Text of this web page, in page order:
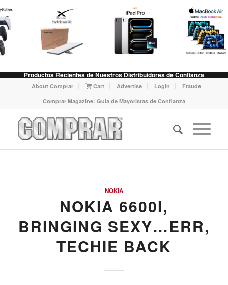
Productos Recientes de Nuestros Distribuidores de Confianza
About Comprar Cart Advertise Login
Fraude
Comprar Magazine: Guia de Mayoristas de Confianza
NOKIA
NOKIA 6600I,
BRINGING SEXY…ERR,
TECHIE BACK